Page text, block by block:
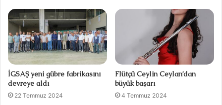
İGSAŞ yeni gübre fabrikasını
devreye aldı
22 Temmuz 2024
Flütçü Ceylin Ceylan’dan
büyük başarı
4 Temmuz 2024